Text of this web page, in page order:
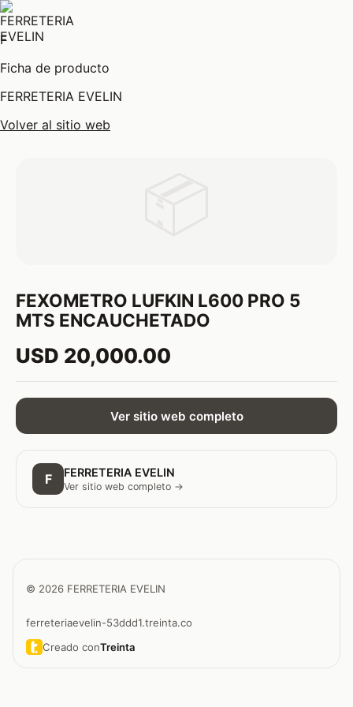
F
Ficha de producto
FERRETERIA EVELIN
Volver al sitio web
FEXOMETRO LUFKIN L600 PRO 5
MTS ENCAUCHETADO
USD 20,000.00
Ver sitio web completo
F FERRETERIA EVELIN
Ver sitio web completo →
© 2026 FERRETERIA EVELIN
ferreteriaevelin-53ddd1.treinta.co
Creado conTreinta